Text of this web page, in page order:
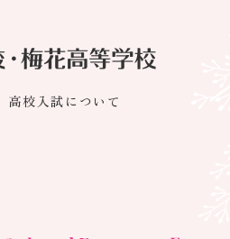
高校入試について